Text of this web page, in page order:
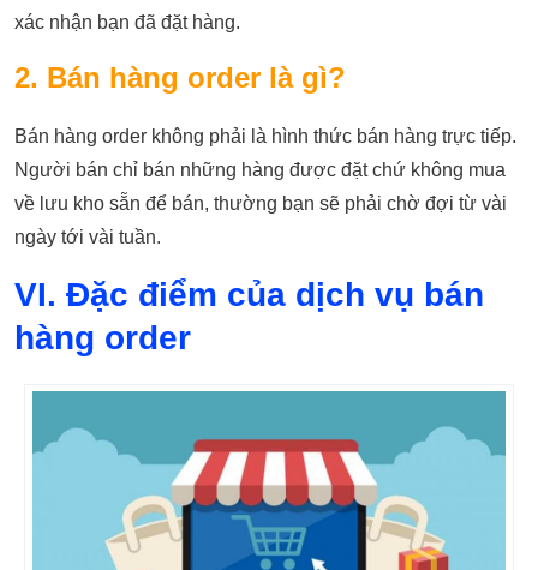
xác nhận bạn đã đặt hàng.
2. Bán hàng order là gì?
Bán hàng order không phải là hình thức bán hàng trực tiếp.
Người bán chỉ bán những hàng được đặt chứ không mua
về lưu kho sẵn để bán, thường bạn sẽ phải chờ đợi từ vài
ngày tới vài tuần.
VI. Đặc điểm của dịch vụ bán
hàng order